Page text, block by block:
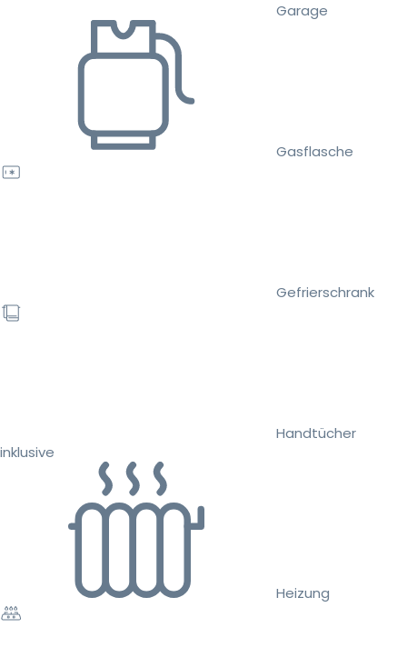
Garage
Gasflasche
Gefrierschrank
Handtücher
inklusive
Heizung